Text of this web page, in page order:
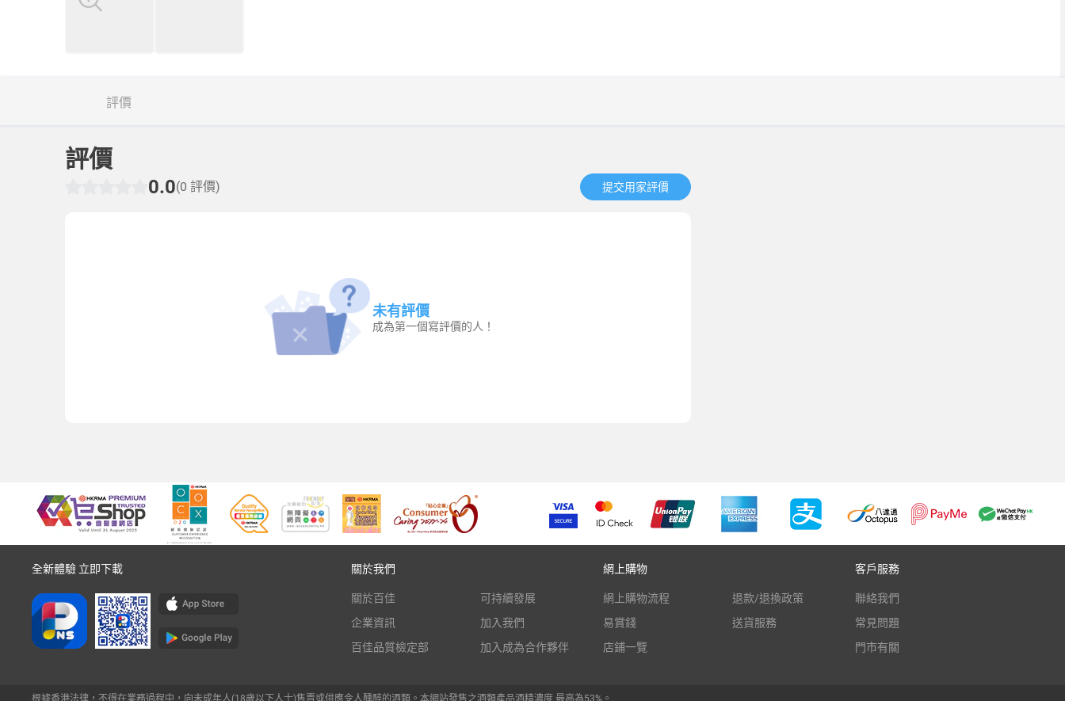
評價
評價
0.0(0 評價) 提交用家評價​
未有評價
成為第一個寫評價的人！
全新體驗 立即下載 關於我們
關於百佳
企業資訊
百佳品質檢定部
可持續發展
加入我們
加入成為合作夥伴
網上購物
網上購物流程
易賞錢
店鋪一覽
退款/退換政策
送貨服務
客戶服務
聯絡我們
常見問題
門市有關
根據香港法律，不得在業務過程中，向未成年人(18歲以下人士)售賣或供應令人醺醉的酒類。本網站發售之酒類產品酒精濃度 最高為53%。